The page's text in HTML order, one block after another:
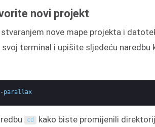
novi projekt
nove mape projekta i
terminal i upišite sljedeću naredbu
-parallax
cd kako biste promijenili